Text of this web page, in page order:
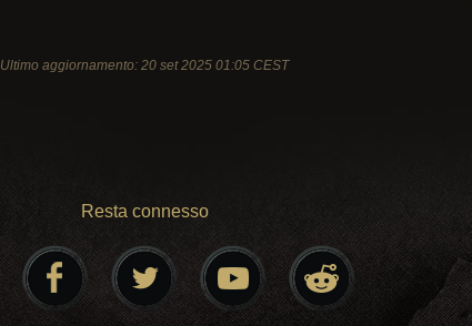
Ultimo aggiornamento: 20 set 2025 01:05 CEST
Resta connesso